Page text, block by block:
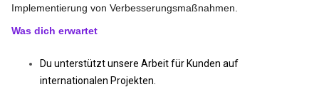
Implementierung von Verbesserungsmaßnahmen.
Was dich erwartet
Du unterstützt unsere Arbeit für Kunden auf
internationalen Projekten.